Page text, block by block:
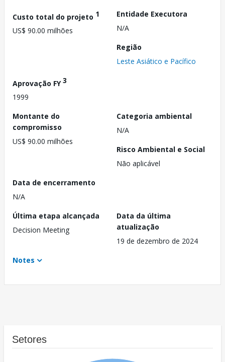
Custo total do projeto 1
US$ 90.00 milhões
Entidade Executora
N/A
Região
Leste Asiático e Pacífico
Aprovação FY3
1999
Montante do
compromisso
US$ 90.00 milhões
Categoria ambiental
N/A
Risco Ambiental e Social
Não aplicável
Data de encerramento
N/A
Última etapa alcançada
Decision Meeting
Data da última
atualização
19 de dezembro de 2024
Notes
Setores